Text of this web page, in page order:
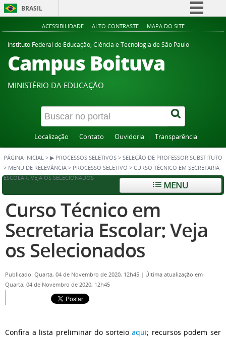
BRASIL
Simplifique!
Comunica BR
Acesso à informação
Canais
ACESSIBILIDADE ALTO CONTRASTE MAPA DO SITE
Instituto Federal de Educação, Ciência e Tecnologia de São Paulo
Campus Boituva
MINISTÉRIO DA EDUCAÇÃO
Localização Contato Ouvidoria Transparência
PÁGINA INICIAL > ▶︎ PROCESSOS SELETIVOS > SELEÇÃO DE PROFESSOR SUBSTITUTO
> MENU DE RELEVÂNCIA > PROCESSO SELETIVO > CURSO TÉCNICO EM SECRETARIA
ESCOLAR: VEJA OS SELECIONADOS
MENU
Curso Técnico em
Secretaria Escolar: Veja
os Selecionados
Publicado: Quarta, 04 de Novembro de 2020, 12h45 | Última atualização em
Quarta, 04 de Novembro de 2020, 12h45
Confira a lista preliminar do sorteioaqui; recursos podem ser